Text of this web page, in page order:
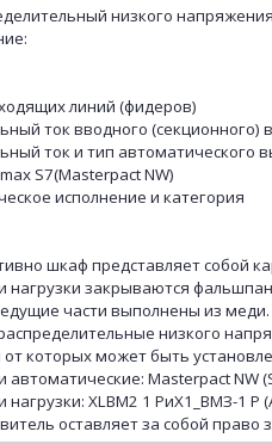
низкого
линий (фидеров)
ток вводного (секционного)
ток и тип
S7(Masterpact NW)
исполнение и категория
шкаф представляет собой
нагрузки закрываются
части выполнены из меди.
низкого
от которых может быть
Masterpact NW
XLBM2 1 РиХ1_ВМЗ-1 Р
оставляет за собой